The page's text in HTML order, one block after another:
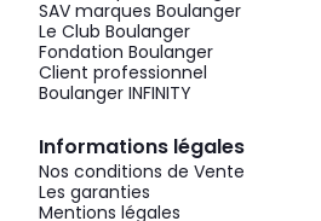
SAV marques Boulanger
Le Club Boulanger
Fondation Boulanger
Client professionnel
Boulanger INFINITY
Informations légales
Nos conditions de Vente
Les garanties
Mentions légales